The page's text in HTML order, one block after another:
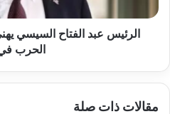
وقف
الحربالرئيس عبد الفتاح السيسي
الحرب
مقالات ذات صلة